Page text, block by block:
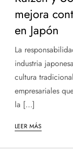
mejora
en Japón
La
industria
cultura
empresariales
la […]
LEER MÁS